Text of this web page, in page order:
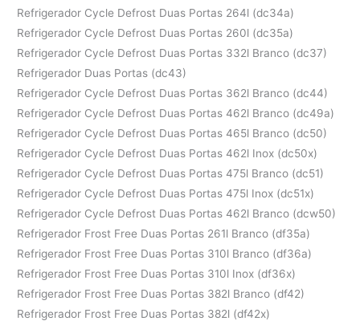
Refrigerador Cycle Defrost Duas Portas 264l (dc34a)
Refrigerador Cycle Defrost Duas Portas 260l (dc35a)
Refrigerador Cycle Defrost Duas Portas 332l Branco (dc37)
Refrigerador Duas Portas (dc43)
Refrigerador Cycle Defrost Duas Portas 362l Branco (dc44)
Refrigerador Cycle Defrost Duas Portas 462l Branco (dc49a)
Refrigerador Cycle Defrost Duas Portas 465l Branco (dc50)
Refrigerador Cycle Defrost Duas Portas 462l Inox (dc50x)
Refrigerador Cycle Defrost Duas Portas 475l Branco (dc51)
Refrigerador Cycle Defrost Duas Portas 475l Inox (dc51x)
Refrigerador Cycle Defrost Duas Portas 462l Branco (dcw50)
Refrigerador Frost Free Duas Portas 261l Branco (df35a)
Refrigerador Frost Free Duas Portas 310l Branco (df36a)
Refrigerador Frost Free Duas Portas 310l Inox (df36x)
Refrigerador Frost Free Duas Portas 382l Branco (df42)
Refrigerador Frost Free Duas Portas 382l (df42x)